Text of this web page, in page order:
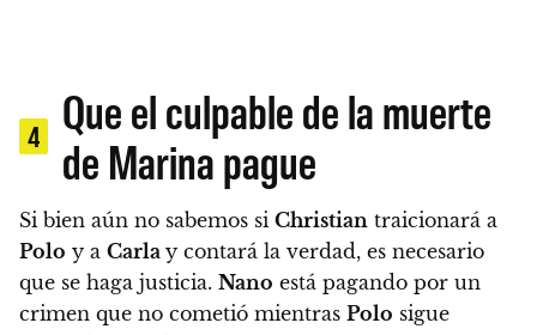
4
Que el culpable de la muerte
de Marina pague
Si bien aún no sabemos si Christian traicionará a
Polo y a Carla y contará la verdad, es necesario
que se haga justicia. Nano está pagando por un
crimen que no cometió mientras Polo sigue